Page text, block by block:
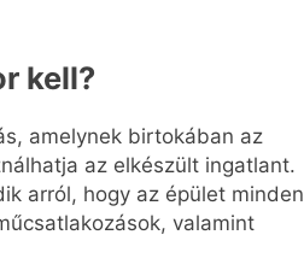
kell?
amelynek birtokában az
az elkészült ingatlant.
arról, hogy az épület minden
valamint